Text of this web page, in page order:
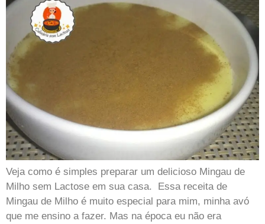
Veja como é simples preparar um delicioso Mingau de
Milho sem Lactose em sua casa. Essa receita de
Mingau de Milho é muito especial para mim, minha avó
que me ensino a fazer. Mas na época eu não era